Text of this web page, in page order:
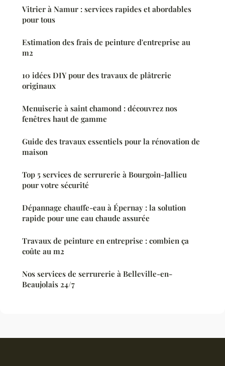
Vitrier à Namur : services rapides et abordables
pour tous
Estimation des frais de peinture d'entreprise au
m2
10 idées DIY pour des travaux de plâtrerie
originaux
Menuiserie à saint chamond : découvrez nos
fenêtres haut de gamme
Guide des travaux essentiels pour la rénovation de
maison
Top 5 services de serrurerie à Bourgoin-Jallieu
pour votre sécurité
Dépannage chauffe-eau à Épernay : la solution
rapide pour une eau chaude assurée
Travaux de peinture en entreprise : combien ça
coûte au m2
Nos services de serrurerie à Belleville-en-
Beaujolais 24/7